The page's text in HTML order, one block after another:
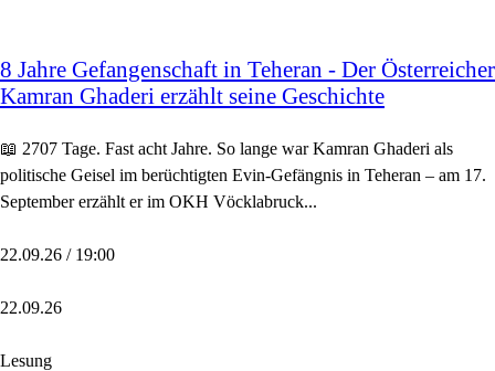
8 Jahre Gefangenschaft in Teheran - Der Österreicher
Kamran Ghaderi erzählt seine Geschichte
📖 2707 Tage. Fast acht Jahre. So lange war Kamran Ghaderi als
politische Geisel im berüchtigten Evin-Gefängnis in Teheran – am 17.
September erzählt er im OKH Vöcklabruck...
22.09.26 / 19:00
22.09.26
Lesung